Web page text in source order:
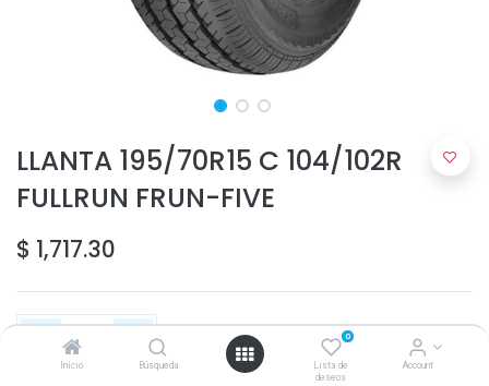
Inicio Búsqueda
0
Lista de
deseos
Account
LLANTA 195/70R15 C 104/102R
FULLRUN FRUN-FIVE
$ 1,717.30